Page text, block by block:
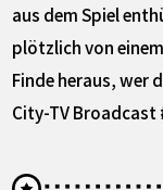
aus dem Spiel
plötzlich von
Finde heraus, wer
City-TV Broadcast